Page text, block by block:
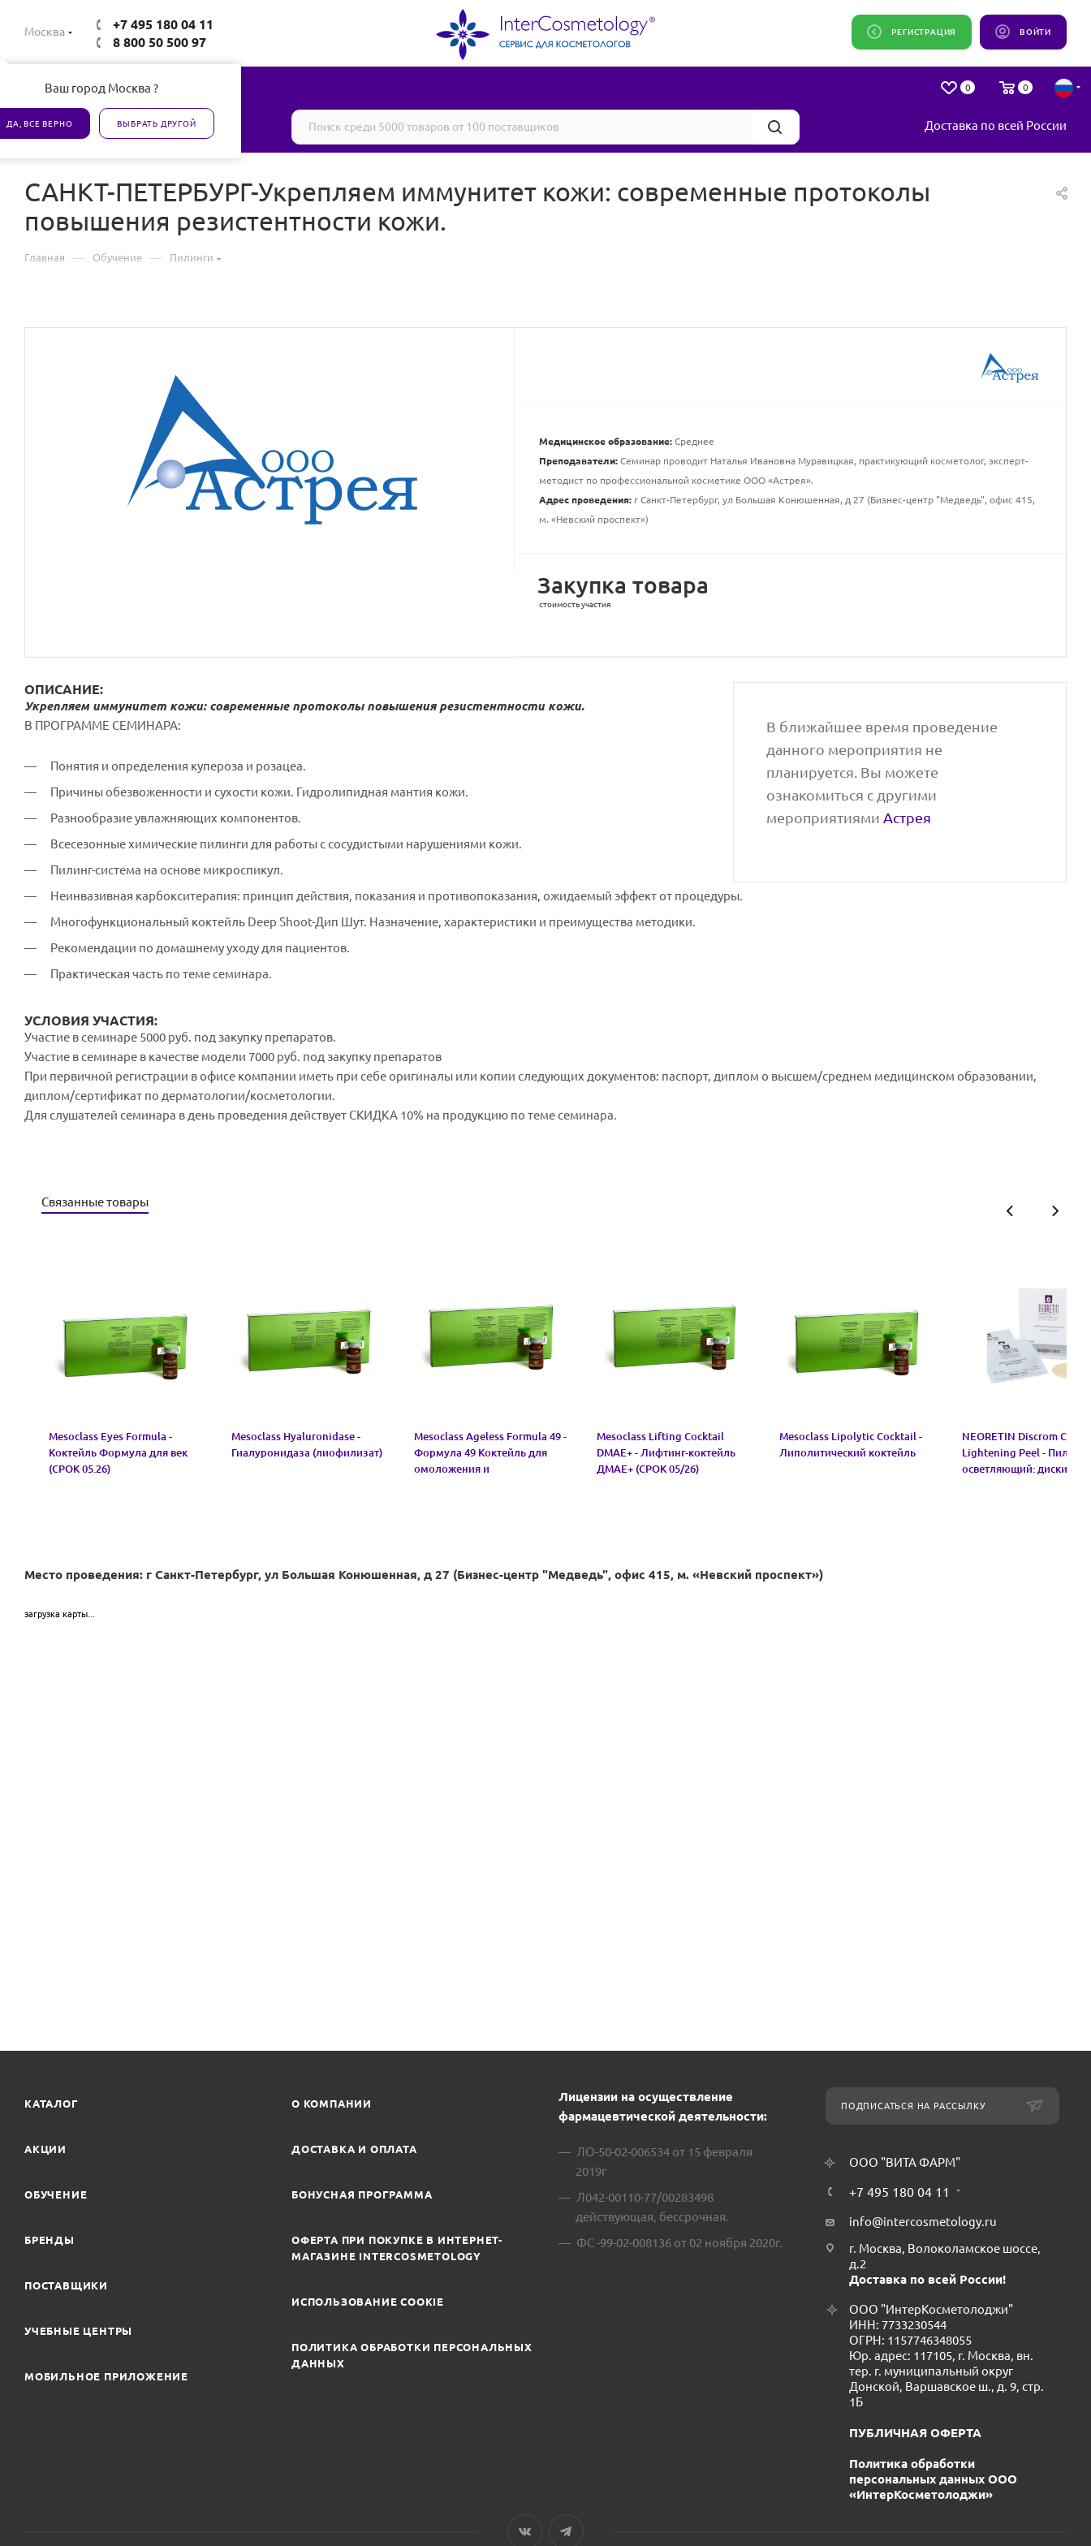
Москва
Ваш город Москва ?
ДА, ВСЕ ВЕРНО ВЫБРАТЬ ДРУГОЙ
+7 495 180 04 11
8 800 50 500 97
ВОЙТИ
РЕГИСТРАЦИЯ
0 0
Все товары сертифицированы Доставка по всей России
САНКТ-ПЕТЕРБУРГ-Укрепляем иммунитет кожи: современные протоколы
повышения резистентности кожи.
Главная — Обучение — Пилинги
Медицинское образование:Среднее
Преподаватели:Семинар проводит Наталья Ивановна Муравицкая, практикующий косметолог, эксперт-
методист по профессиональной косметике ООО «Астрея».
Адрес проведения:г Санкт-Петербург, ул Большая Конюшенная, д 27 (Бизнес-центр "Медведь", офис 415,
м. «Невский проспект»)
Закупка товара
стоимость участия
В ближайшее время проведение
данного мероприятия не
планируется. Вы можете
ознакомиться с другими
мероприятиямиАстрея
ОПИСАНИЕ:
Укрепляем иммунитет кожи: современные протоколы повышения резистентности кожи.
В ПРОГРАММЕ СЕМИНАРА:
Понятия и определения купероза и розацеа.
Причины обезвоженности и сухости кожи. Гидролипидная мантия кожи.
Разнообразие увлажняющих компонентов.
Всесезонные химические пилинги для работы с сосудистыми нарушениями кожи.
Пилинг-система на основе микроспикул.
Неинвазивная карбокситерапия: принцип действия, показания и противопоказания, ожидаемый эффект от процедуры.
Многофункциональный коктейль Deep Shoot-Дип Шут. Назначение, характеристики и преимущества методики.
Рекомендации по домашнему уходу для пациентов.
Практическая часть по теме семинара.
УСЛОВИЯ УЧАСТИЯ:
Участие в семинаре 5000 руб. под закупку препаратов.
Участие в семинаре в качестве модели 7000 руб. под закупку препаратов
При первичной регистрации в офисе компании иметь при себе оригиналы или копии следующих документов: паспорт, диплом о высшем/среднем медицинском образовании,
диплом/сертификат по дерматологии/косметологии.
Для слушателей семинара в день проведения действует СКИДКА 10% на продукцию по теме семинара.
Связанные товары
Mesoclass Eyes Formula -
Коктейль Формула для век
(СРОК 05.26)
Mesoclass Hyaluronidase -
Гиалуронидаза (лиофилизат)
Mesoclass Ageless Formula 49 -
Формула 49 Коктейль для
омоложения и
Mesoclass Lifting Cocktail
DMAE+ - Лифтинг-коктейль
ДМАЕ+ (СРОК 05/26)
Mesoclass Lipolytic Cocktail -
Липолитический коктейль
NEORETIN Discrom
Lightening Peel - Пилинг
осветляющий: диски с
Место проведения: г Санкт-Петербург, ул Большая Конюшенная, д 27 (Бизнес-центр "Медведь", офис 415, м. «Невский проспект»)
загрузка карты...
КАТАЛОГ
АКЦИИ
ОБУЧЕНИЕ
БРЕНДЫ
ПОСТАВЩИКИ
УЧЕБНЫЕ ЦЕНТРЫ
МОБИЛЬНОЕ ПРИЛОЖЕНИЕ
О КОМПАНИИ
ДОСТАВКА И ОПЛАТА
БОНУСНАЯ ПРОГРАММА
ОФЕРТА ПРИ ПОКУПКЕ В ИНТЕРНЕТ-
МАГАЗИНЕ INTERCOSMETOLOGY
ИСПОЛЬЗОВАНИЕ COOKIE
ПОЛИТИКА ОБРАБОТКИ ПЕРСОНАЛЬНЫХ
ДАННЫХ
Лицензии на осуществление
фармацевтической деятельности:
ЛО-50-02-006534 от 15 февраля
2019г
Л042-00110-77/00283498
действующая, бессрочная.
ФС -99-02-008136 от 02 ноября 2020г.
ПОДПИСАТЬСЯ НА РАССЫЛКУ
ООО "ВИТА ФАРМ"
+7 495 180 04 11
info@intercosmetology.ru
г. Москва, Волоколамское шоссе,
д.2
Доставка по всей России!
ООО "ИнтерКосметолоджи"
ИНН: 7733230544
ОГРН: 1157746348055
Юр. адрес: 117105, г. Москва, вн.
тер. г. муниципальный округ
Донской, Варшавское ш., д. 9, стр.
1Б
ПУБЛИЧНАЯ ОФЕРТА
Политика обработки
персональных данных ООО
«ИнтерКосметолоджи»